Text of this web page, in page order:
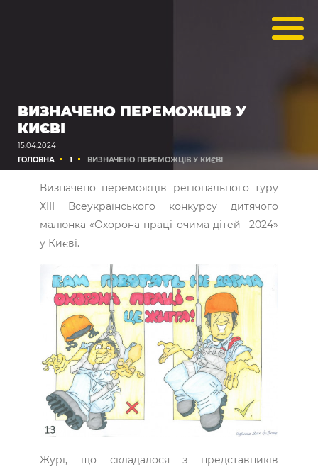
ВИЗНАЧЕНО ПЕРЕМОЖЦІВ У
КИЄВІ
15.04.2024
ГОЛОВНА
1 ВИЗНАЧЕНО ПЕРЕМОЖЦІВ У КИЄВІ
Визначено переможців регіонального туру
XIII Всеукраїнського конкурсу дитячого
малюнка «Охорона праці очима дітей –2024»
у Києві.
Журі, що складалося з представників